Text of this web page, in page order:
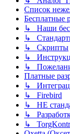
Список
Бесплатные
↳ Наши
↳
↳ Скрипты
↳
↳
Платные
↳
↳ Firebird
↳ НЕ
↳
↳